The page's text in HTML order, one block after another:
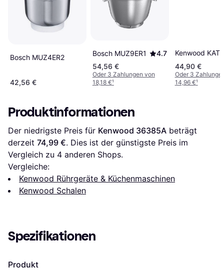
Bosch MUZ4ER2
42,56 €
Bosch MUZ9ER1
4.7
54,56 €
Oder 3 Zahlungen von
18,18 €¹
Kenwood
44,90 €
Oder 3
14,96 €¹
Produktinformationen
Der niedrigste Preis für Kenwood 36385A beträgt
derzeit 74,99 €. Dies ist der günstigste Preis im
Vergleich zu 4 anderen Shops.
Vergleiche:
Kenwood Rührgeräte & Küchenmaschinen
Kenwood Schalen
Spezifikationen
Produkt